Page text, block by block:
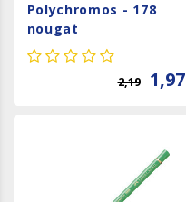
Polychromos - 178
nougat
2,19 1,97